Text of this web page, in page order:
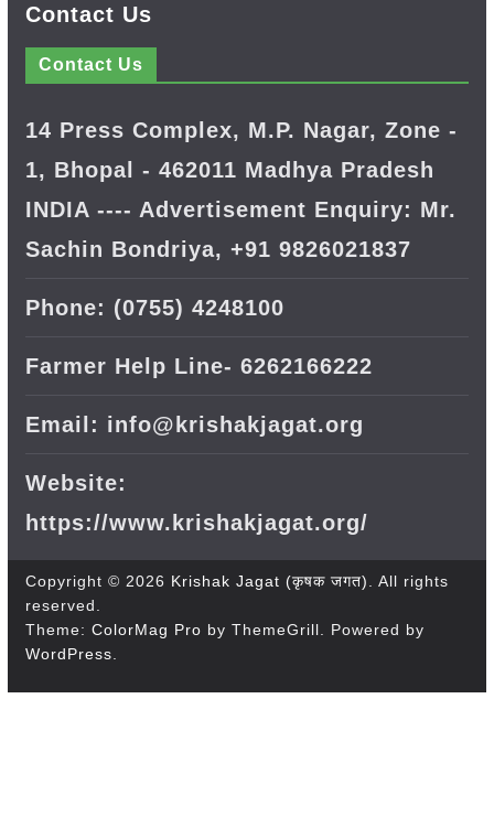
Contact Us
Contact Us
14 Press Complex, M.P. Nagar, Zone -
1, Bhopal - 462011 Madhya Pradesh
INDIA ---- Advertisement Enquiry: Mr.
Sachin Bondriya, +91 9826021837
Phone: (0755) 4248100
Farmer Help Line- 6262166222
Email: info@krishakjagat.org
Website:
https://www.krishakjagat.org/
Copyright © 2026 Krishak Jagat (कृषक जगत)
. All rights
reserved.
Theme: ColorMag Pro by ThemeGrill. Powered by
WordPress